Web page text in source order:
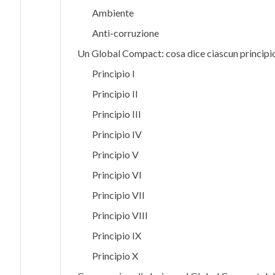
Ambiente
Anti-corruzione
Un Global Compact: cosa dice ciascun
Principio I
Principio II
Principio III
Principio IV
Principio V
Principio VI
Principio VII
Principio VIII
Principio IX
Principio X